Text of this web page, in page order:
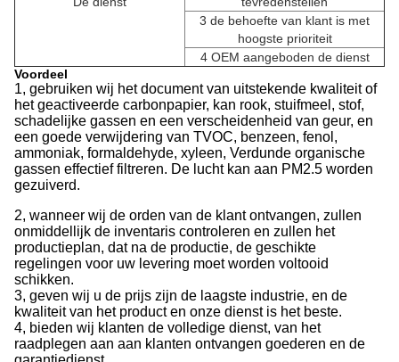
3 de behoefte van klant is met
hoogste prioriteit
4 OEM aangeboden de dienst
Voordeel
1, gebruiken wij het document van uitstekende kwaliteit of
het geactiveerde carbonpapier, kan rook, stuifmeel, stof,
schadelijke gassen en een verscheidenheid van geur, en
een goede verwijdering van TVOC, benzeen, fenol,
ammoniak, formaldehyde, xyleen, Verdunde organische
gassen effectief filtreren. De lucht kan aan PM2.5 worden
gezuiverd.
2, wanneer wij de orden van de klant ontvangen, zullen
onmiddellijk de inventaris controleren en zullen het
productieplan, dat na de productie, de geschikte
regelingen voor uw levering moet worden voltooid
schikken.
3, geven wij u de prijs zijn de laagste industrie, en de
kwaliteit van het product en onze dienst is het beste.
4, bieden wij klanten de volledige dienst, van het
raadplegen aan aan klanten ontvangen goederen en de